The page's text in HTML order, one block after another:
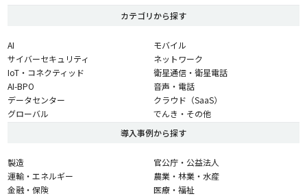
カテゴリから探す
AI
サイバーセキュリティ
IoT・コネクティッド
AI-BPO
データセンター
グローバル
モバイル
ネットワーク
衛星通信・衛星電話
音声・電話
クラウド（SaaS）
でんき・その他
導入事例から探す
製造
運輸・エネルギー
金融・保険
官公庁・公益法人
農業・林業・水産
医療・福祉